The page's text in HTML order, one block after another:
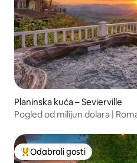
Planinska kuća – Sevierville
Pogled od milijun dolara |
Među najviše rangiranima s
Odabrali gosti